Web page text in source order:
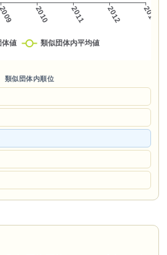
類似団体内順位